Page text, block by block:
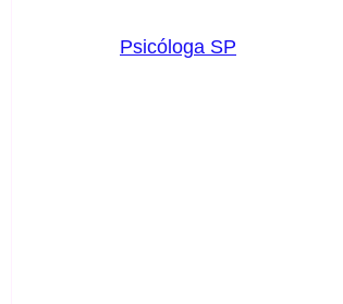
Psicóloga SP